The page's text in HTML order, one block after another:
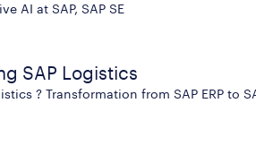
AI at SAP, SAP SE
SAP Logistics
? Transformation from SAP ERP to